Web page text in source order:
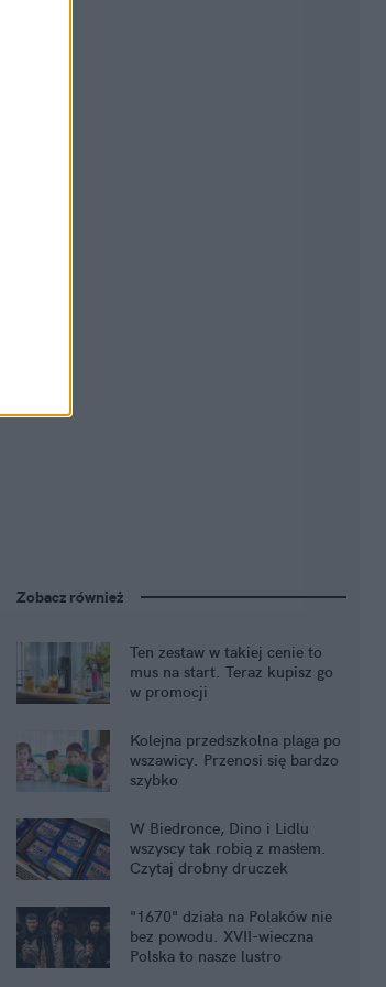
Zobacz również
Ten zestaw w takiej cenie to
mus na start. Teraz kupisz go
w promocji
Kolejna przedszkolna plaga po
wszawicy. Przenosi się bardzo
szybko
W Biedronce, Dino i Lidlu
wszyscy tak robią z masłem.
Czytaj drobny druczek
"1670" działa na Polaków nie
bez powodu. XVII-wieczna
Polska to nasze lustro